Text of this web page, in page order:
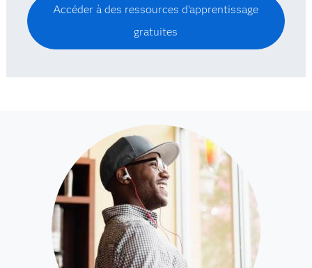
Accéder à des ressources d'apprentissage
gratuites